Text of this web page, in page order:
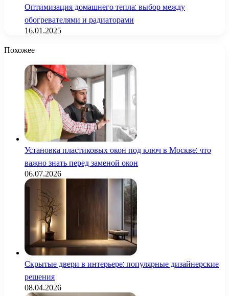
Оптимизация домашнего тепла: выбор между
обогревателями и радиаторами
16.01.2025
Похожее
Установка пластиковых окон под ключ в Москве: что
важно знать перед заменой окон
06.07.2026
Скрытые двери в интерьере: популярные дизайнерские
решения
08.04.2026